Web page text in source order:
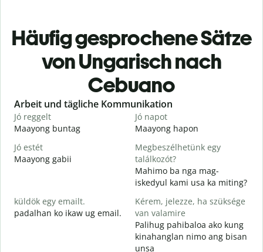
Häufig gesprochene Sätze
von Ungarisch nach
Cebuano
Slide 1 of 6
Arbeit und tägliche Kommunikation
Jó reggelt
Maayong buntag
Jó napot
Maayong hapon
Jó estét
Maayong gabii
Megbeszélhetünk egy
találkozót?
Mahimo ba nga mag-
iskedyul kami usa ka miting?
küldök egy emailt.
padalhan ko ikaw ug email.
Kérem, jelezze, ha szüksége
van valamire
Palihug pahibaloa ako kung
kinahanglan nimo ang bisan
unsa